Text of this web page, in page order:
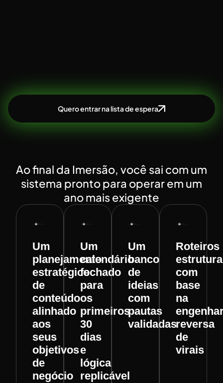
Quero entrar na lista de espera
Ao final da Imersão, você sai com um
sistema pronto para operar em um
ano mais exigente
Um
planejamento
estratégico
de
conteúdo
alinhado
aos
seus
objetivos
de
negócio
Um
calendário
fechado
para
os
primeiros
30
dias
e
lógica
replicável
Um
banco
de
ideias
com
pautas
validadas
Roteiros
com
base
na
reversa
de
virais